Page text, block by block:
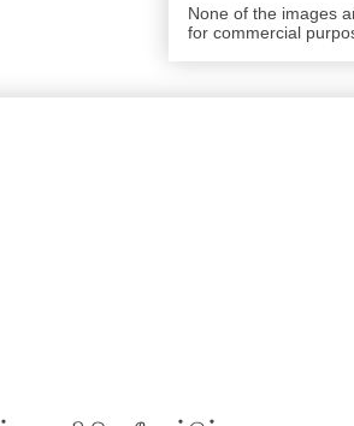
None of the images
for commercial